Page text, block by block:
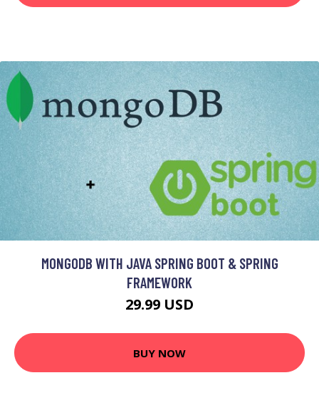
MONGODB WITH JAVA SPRING BOOT & SPRING
FRAMEWORK
29.99 USD
BUY NOW